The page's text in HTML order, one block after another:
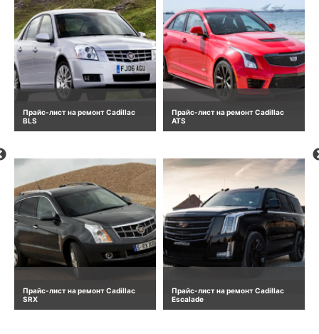
Прайс-лист на ремонт Cadillac
BLS
Прайс-лист на ремонт Cadillac
SRX
Прайс-лист на ремонт Cadillac
ATS
Прайс-лист на ремонт Cadillac
Escalade